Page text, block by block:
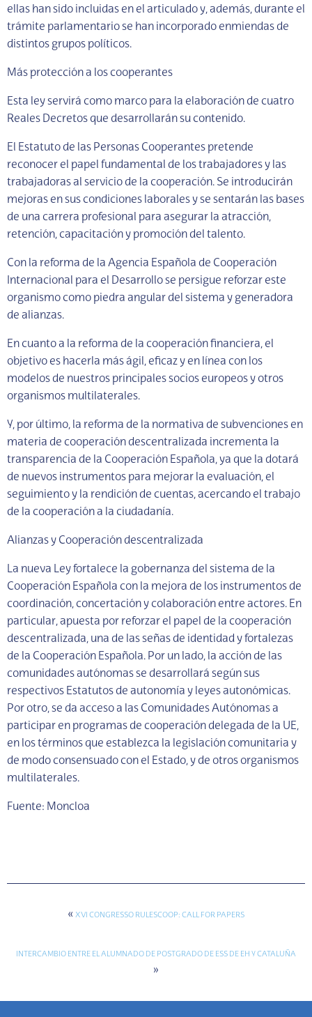
ellas han sido incluidas en el articulado y, además, durante el
trámite parlamentario se han incorporado enmiendas de
distintos grupos políticos.
Más protección a los cooperantes
Esta ley servirá como marco para la elaboración de cuatro
Reales Decretos que desarrollarán su contenido.
El Estatuto de las Personas Cooperantes pretende
reconocer el papel fundamental de los trabajadores y las
trabajadoras al servicio de la cooperación. Se introducirán
mejoras en sus condiciones laborales y se sentarán las bases
de una carrera profesional para asegurar la atracción,
retención, capacitación y promoción del talento.
Con la reforma de la Agencia Española de Cooperación
Internacional para el Desarrollo se persigue reforzar este
organismo como piedra angular del sistema y generadora
de alianzas.
En cuanto a la reforma de la cooperación financiera, el
objetivo es hacerla más ágil, eficaz y en línea con los
modelos de nuestros principales socios europeos y otros
organismos multilaterales.
Y, por último, la reforma de la normativa de subvenciones en
materia de cooperación descentralizada incrementa la
transparencia de la Cooperación Española, ya que la dotará
de nuevos instrumentos para mejorar la evaluación, el
seguimiento y la rendición de cuentas, acercando el trabajo
de la cooperación a la ciudadanía.
Alianzas y Cooperación descentralizada
La nueva Ley fortalece la gobernanza del sistema de la
Cooperación Española con la mejora de los instrumentos de
coordinación, concertación y colaboración entre actores. En
particular, apuesta por reforzar el papel de la cooperación
descentralizada, una de las señas de identidad y fortalezas
de la Cooperación Española. Por un lado, la acción de las
comunidades autónomas se desarrollará según sus
respectivos Estatutos de autonomía y leyes autonómicas.
Por otro, se da acceso a las Comunidades Autónomas a
participar en programas de cooperación delegada de la UE,
en los términos que establezca la legislación comunitaria y
de modo consensuado con el Estado, y de otros organismos
multilaterales.
Fuente: Moncloa
« XVI CONGRESSO RULESCOOP: CALL FOR PAPERS
INTERCAMBIO ENTRE EL ALUMNADO DE POSTGRADO DE ESS DE EH Y CATALUÑA
»